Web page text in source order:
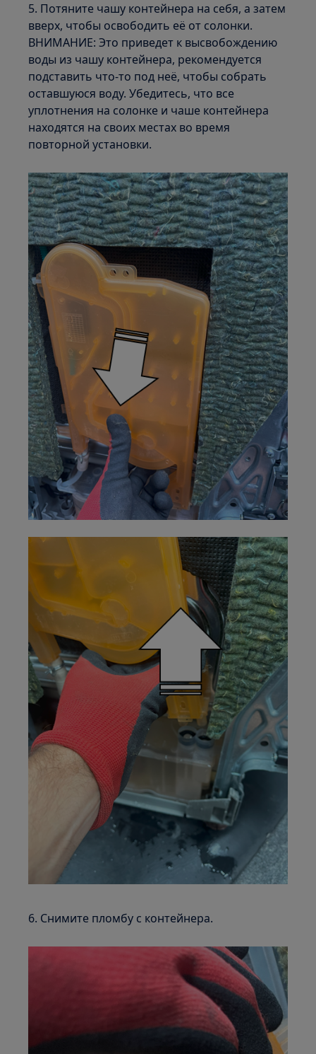
5. Потяните чашу контейнера на себя, а затем
вверх, чтобы освободить её от солонки.
ВНИМАНИЕ: Это приведет к высвобождению
воды из чашу контейнера, рекомендуется
подставить что-то под неё, чтобы собрать
оставшуюся воду. Убедитесь, что все
уплотнения на солонке и чаше контейнера
находятся на своих местах во время
повторной установки.
6. Снимите пломбу с контейнера.